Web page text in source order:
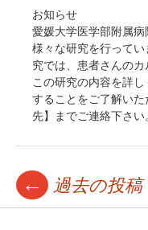
お知らせ
愛媛大学医学部附属
様々な研究を行って
究では、患者さんのカ
この研究の内容を詳
することをご了解い
先】までご連絡下さい
← 過去の投稿